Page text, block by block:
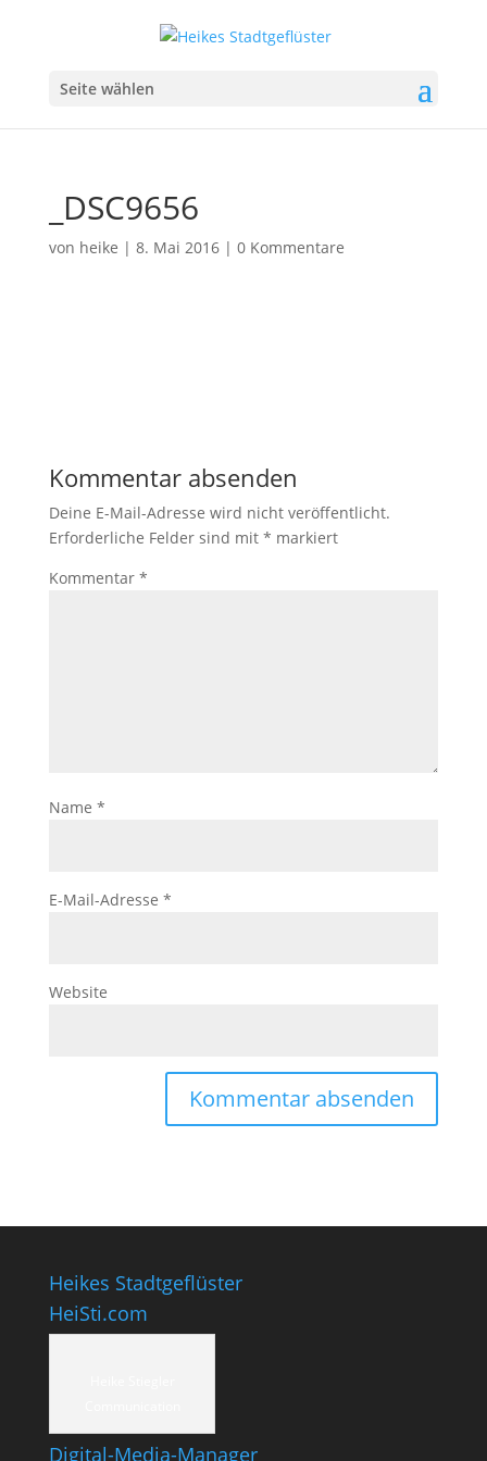
Seite wählen
_DSC9656
von heike | 8. Mai 2016| 0 Kommentare
Kommentar absenden
Deine E-Mail-Adresse wird nicht veröffentlicht.
Erforderliche Felder sind mit * markiert
Kommentar *
Name *
E-Mail-Adresse *
Website
Heikes Stadtgeflüster
HeiSti.com
Digital-Media-Manager